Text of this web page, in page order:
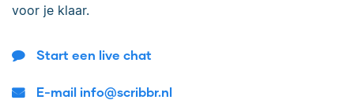
voor je klaar.
Start een live chat
E-mail info@scribbr.nl